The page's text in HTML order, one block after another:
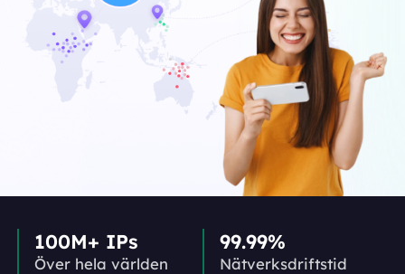
100M+ IPs
Över hela världen
99.99%
Nätverks­driftstid